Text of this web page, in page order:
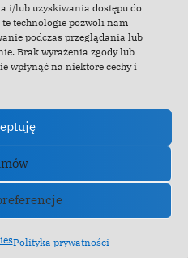
i/lub uzyskiwania dostępu do
technologie pozwoli nam
podczas przeglądania lub
Brak wyrażenia zgody lub
wpłynąć na niektóre cechy i
Polityka prywatności
News WordPress theme